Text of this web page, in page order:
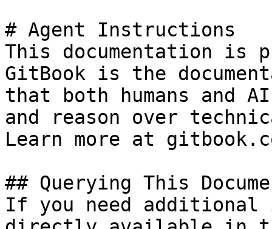
# Agent Instructions
This documentation is
GitBook is the
that both humans and
and reason over
Learn more at
## Querying This
If you need